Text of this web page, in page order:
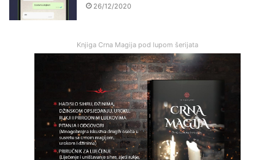
26/12/2020
Knjiga Crna Magija pod lupom šerijata